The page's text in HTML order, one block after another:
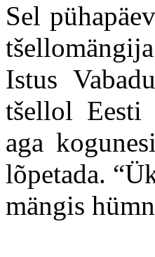
Sel
Istus
tšellol
aga
lõpetada.
mängis